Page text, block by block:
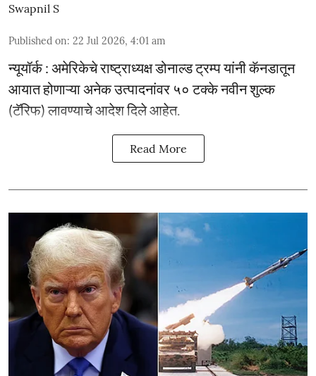
Swapnil S
Published on: 22 Jul 2026, 4:01 am
न्यूयॉर्क : अमेरिकेचे राष्ट्राध्यक्ष डोनाल्ड ट्रम्प यांनी कॅनडातून
आयात होणाऱ्या अनेक उत्पादनांवर ५० टक्के नवीन शुल्क
(टॅरिफ) लावण्याचे आदेश दिले आहेत.
Read More